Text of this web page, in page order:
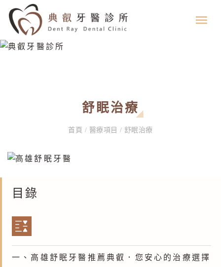
舒眠治療
首頁 / 醫療項目 / 舒眠治療
目錄
一、高雄舒眠牙醫推薦典叡．您安心的治療選擇